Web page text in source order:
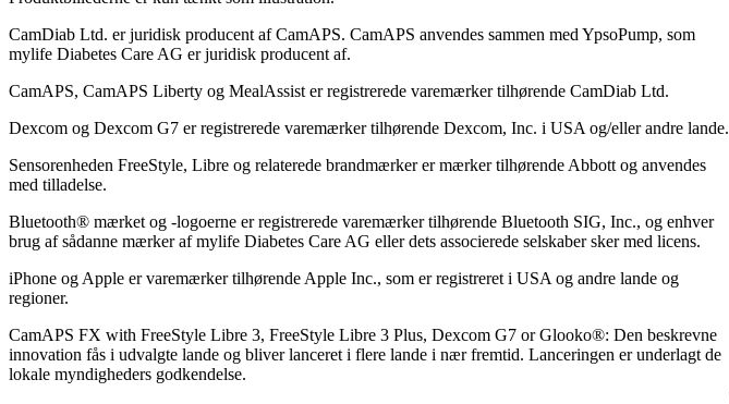
CamDiab Ltd. er juridisk producent af CamAPS. CamAPS anvendes sammen med YpsoPump, som
mylife Diabetes Care AG er juridisk producent af.
CamAPS, CamAPS Liberty og MealAssist er registrerede varemærker tilhørende CamDiab Ltd.
Dexcom og Dexcom G7 er registrerede varemærker tilhørende Dexcom, Inc. i USA og/eller andre lande.
Sensorenheden FreeStyle, Libre og relaterede brandmærker er mærker tilhørende Abbott og anvendes
med tilladelse.
Bluetooth® mærket og -logoerne er registrerede varemærker tilhørende Bluetooth SIG, Inc., og enhver
brug af sådanne mærker af mylife Diabetes Care AG eller dets associerede selskaber sker med licens.
iPhone og Apple er varemærker tilhørende Apple Inc., som er registreret i USA og andre lande og
regioner.
CamAPS FX with FreeStyle Libre 3, FreeStyle Libre 3 Plus, Dexcom G7 or Glooko®: Den beskrevne
innovation fås i udvalgte lande og bliver lanceret i flere lande i nær fremtid. Lanceringen er underlagt de
lokale myndigheders godkendelse.